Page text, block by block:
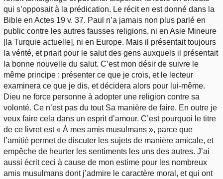
qui s’opposait à la prédication. Le récit en est donné dans la
Bible en Actes 19 v. 37. Paul n’a jamais non plus parlé en
public contre les autres fausses religions, ni en Asie Mineure
[la Turquie actuelle], ni en Europe. Mais il présentait toujours
la vérité, et priait pour le salut des gens auxquels il présentait
la bonne nouvelle du salut. C’est mon désir de suivre le
même principe : présenter ce que je crois, et le lecteur
examinera ce que je dis, et décidera alors pour lui-même.
Dieu ne force personne à adopter une religion contre sa
volonté. Ce n’est pas du tout Sa manière de faire. En outre je
veux faire cela dans un esprit d’amour. C’est pourquoi le titre
de ce livret est « À mes amis musulmans », parce que
l’amitié permet de discuter les sujets de manière amicale, et
empêche de heurter les sentiments les uns des autres. J’ai
aussi écrit ceci à cause de mon estime pour les nombreux
amis musulmans dont j’admire le caractère moral, et qui ont